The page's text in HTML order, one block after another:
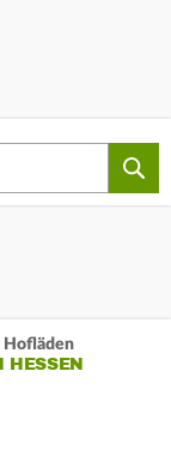
Hofläden
HESSEN